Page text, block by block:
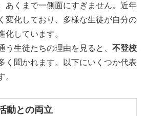
あくまで一側面にすぎません。近年
変化しており、多様な生徒が自分の
化しています。
う生徒たちの理由を見ると、 不登校
く聞かれます。以下にいくつか代表
。
動との両立